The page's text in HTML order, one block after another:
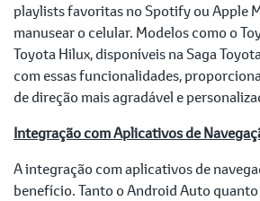
playlists favoritas no Spotify ou Apple
manusear o celular. Modelos como o
Toyota Hilux, disponíveis na Saga
com essas funcionalidades,
de direção mais agradável e
Integração com Aplicativos de
A integração com aplicativos de
benefício. Tanto o Android Auto quanto